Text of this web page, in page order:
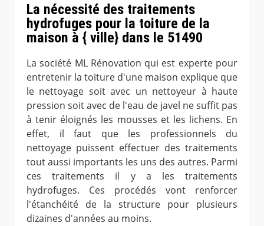
La nécessité des traitements
hydrofuges pour la toiture de la
maison à { ville} dans le 51490
La société ML Rénovation qui est experte pour
entretenir la toiture d'une maison explique que
le nettoyage soit avec un nettoyeur à haute
pression soit avec de l'eau de javel ne suffit pas
à tenir éloignés les mousses et les lichens. En
effet, il faut que les professionnels du
nettoyage puissent effectuer des traitements
tout aussi importants les uns des autres. Parmi
ces traitements il y a les traitements
hydrofuges. Ces procédés vont renforcer
l'étanchéité de la structure pour plusieurs
dizaines d'années au moins.